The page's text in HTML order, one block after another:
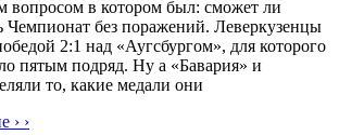
вопросом в котором был: сможет ли
Чемпионат без поражений. Леверкузенцы
2:1 над «Аугсбургом», для которого
пятым подряд. Ну а «Бавария» и
то, какие медали они
› ›